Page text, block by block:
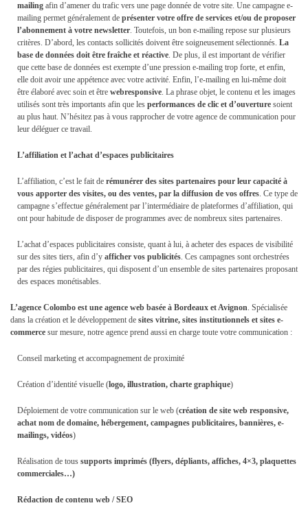
mailing afin d’amener du trafic vers une page donnée de votre site. Une campagne e-
mailing permet généralement de présenter votre offre de services et/ou de proposer
l’abonnement à votre newsletter. Toutefois, un bon e-mailing repose sur plusieurs
critères. D’abord, les contacts sollicités doivent être soigneusement sélectionnés. La
base de données doit être fraîche et réactive. De plus, il est important de vérifier
que cette base de données est exempte d’une pression e-mailing trop forte, et enfin,
elle doit avoir une appétence avec votre activité. Enfin, l’e-mailing en lui-même doit
être élaboré avec soin et être webresponsive. La phrase objet, le contenu et les images
utilisés sont très importants afin que les performances de clic et d’ouverture soient
au plus haut. N’hésitez pas à vous rapprocher de votre agence de communication pour
leur déléguer ce travail.
L’affiliation et l’achat d’espaces publicitaires
L’affiliation, c’est le fait de rémunérer des sites partenaires pour leur capacité à
vous apporter des visites, ou des ventes, par la diffusion de vos offres. Ce type de
campagne s’effectue généralement par l’intermédiaire de plateformes d’affiliation, qui
ont pour habitude de disposer de programmes avec de nombreux sites partenaires.
L’achat d’espaces publicitaires consiste, quant à lui, à acheter des espaces de visibilité
sur des sites tiers, afin d’y afficher vos publicités. Ces campagnes sont orchestrées
par des régies publicitaires, qui disposent d’un ensemble de sites partenaires proposant
des espaces monétisables.
L’agence Colombo est une agence web basée à Bordeaux et Avignon. Spécialisée
dans la création et le développement de sites vitrine, sites institutionnels et sites e-
commerce sur mesure, notre agence prend aussi en charge toute votre communication :
Conseil marketing et accompagnement de proximité
Création d’identité visuelle (logo, illustration, charte graphique)
Déploiement de votre communication sur le web (création de site web responsive,
achat nom de domaine, hébergement, campagnes publicitaires, bannières, e-
mailings, vidéos)
Réalisation de tous supports imprimés (flyers, dépliants, affiches, 4×3, plaquettes
commerciales…)
Rédaction de contenu web / SEO